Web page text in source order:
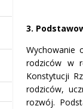
3.
Wychowanie
rodziców w
Konstytucji
rodziców,
rozwój.